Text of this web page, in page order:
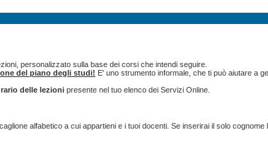
personalizzato sulla base dei corsi che intendi seguire.
del piano degli studi! E' uno strumento informale, che ti può aiutare a
delle lezionipresente nel tuo elenco dei Servizi Online.
alfabetico a cui appartieni e i tuoi docenti. Se inserirai il solo